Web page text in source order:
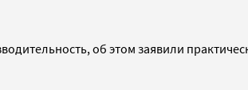
об этом заявили